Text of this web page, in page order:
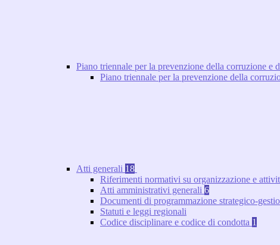
Piano triennale per la prevenzione della corruzione e
Piano triennale per la prevenzione della
Atti generali 18
Riferimenti normativi su organizzazione e
Atti amministrativi generali 6
Documenti di programmazione strategico-
Statuti e leggi regionali
Codice disciplinare e codice di condotta 1